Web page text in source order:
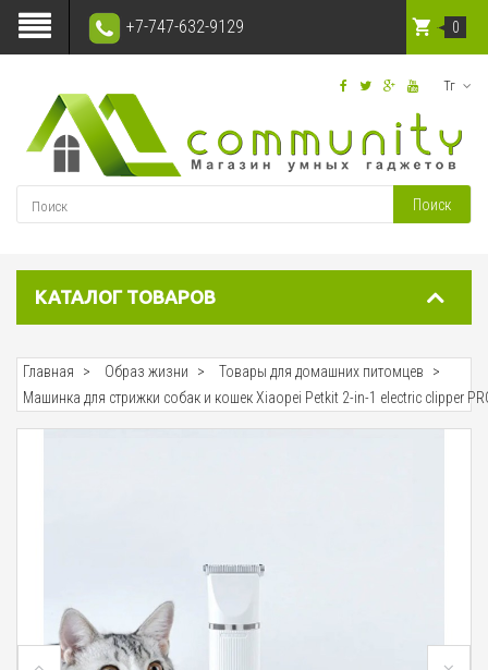
+7-747-632-9129
Тг
Поиск
0
КАТАЛОГ ТОВАРОВ
Главная Образ жизни
Товары для домашних питомцев
Машинка для стрижки собак и кошек Xiaopei Petkit 2-in-1 electric clipper